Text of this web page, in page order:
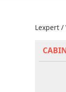
Lexpert /